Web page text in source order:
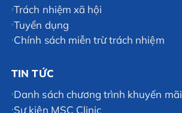
Trách nhiệm xã hội
Tuyển dụng
Chính sách miễn trừ trách nhiệm
TIN TỨC
Danh sách chương trình khuyến mãi
Sự kiện MSC Clinic